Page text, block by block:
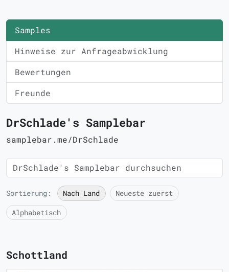
Samples
Hinweise zur Anfrageabwicklung
Bewertungen
Freunde
DrSchlade's Samplebar
samplebar.me/DrSchlade
Sortierung: Nach Land
Neueste zuerst
Alphabetisch
Schottland